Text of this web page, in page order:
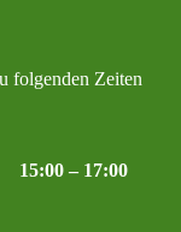
folgenden Zeiten
15:00 – 17:00